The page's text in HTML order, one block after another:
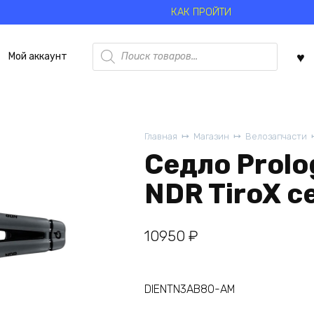
КАК ПРОЙТИ
Мой аккаунт
Поиск
товаров
Главная
Магазин Велозапчасти
Седло
NDR TiroX
10950 ₽
DIENTN3AB80-AM